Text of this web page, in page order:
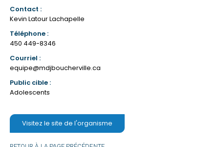
Contact :
Kevin Latour Lachapelle
Téléphone :
450 449-8346
Courriel :
equipe@mdjboucherville.ca
Public cible :
Adolescents
Visitez le site de l'organisme